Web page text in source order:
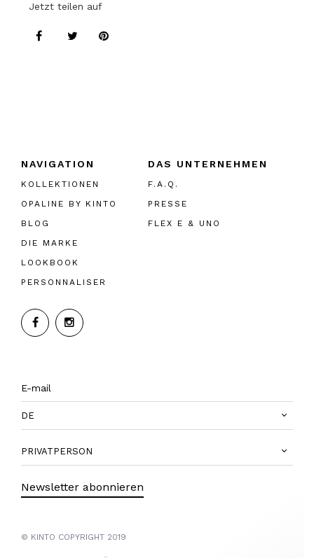
Jetzt teilen auf
NAVIGATION
KOLLEKTIONEN
OPALINE BY KINTO
BLOG
DIE MARKE
LOOKBOOK
PERSONNALISER
DAS UNTERNEHMEN
F.A.Q.
PRESSE
FLEX E & UNO
DE
PRIVATPERSON
Newsletter abonnieren
© KINTO COPYRIGHT 2019